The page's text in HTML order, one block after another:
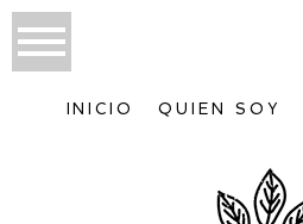
INICIO QUIEN SOY